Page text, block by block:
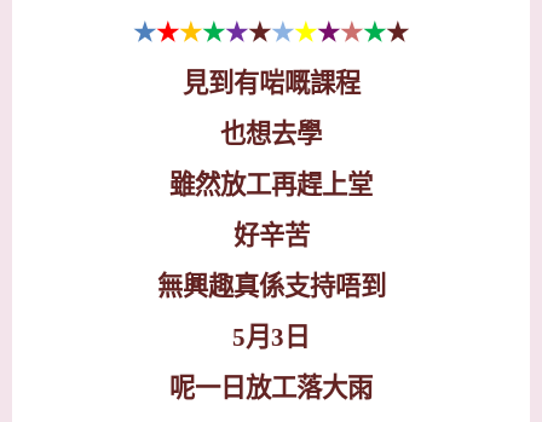
★★★★★★★★★★★★
見到有啱嘅課程
也想去學
雖然放工再趕上堂
好辛苦
無興趣真係支持唔到
5月 3 日
呢一日放工落大雨